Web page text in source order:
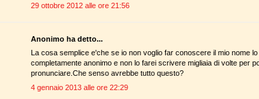
29 ottobre 2012 alle ore 21:56
Anonimo ha detto...
La cosa semplice e'che se io non voglio far conoscere il mio nome
completamente anonimo e non lo farei scrivere migliaia di volte per
pronunciare.Che senso avrebbe tutto questo?
4 gennaio 2013 alle ore 22:29